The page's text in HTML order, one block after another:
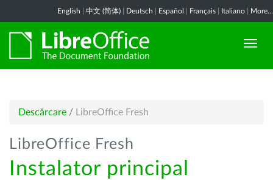
English 中文 (简体) Deutsch Español Français Italiano More...
Descărcare / LibreOffice Fresh
LibreOffice Fresh
Instalator principal